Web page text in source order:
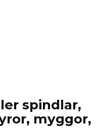
spindlar,
myggor,